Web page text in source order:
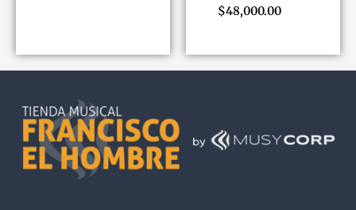
$48,000.00